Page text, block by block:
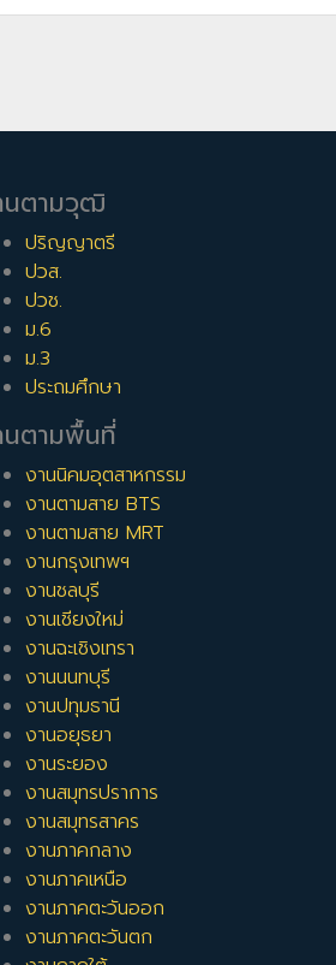
นตามวุฒิ
ปริญญาตรี
ปวส.
ปวช.
ม.6
ม.3
ประถมศึกษา
นตามพื้นที่
งานนิคมอุตสาหกรรม
งานตามสาย BTS
งานตามสาย MRT
งานกรุงเทพฯ
งานชลบุรี
งานเชียงใหม่
งานฉะเชิงเทรา
งานนนทบุรี
งานปทุมธานี
งานอยุธยา
งานระยอง
งานสมุทรปราการ
งานสมุทรสาคร
งานภาคกลาง
งานภาคเหนือ
งานภาคตะวันออก
งานภาคตะวันตก